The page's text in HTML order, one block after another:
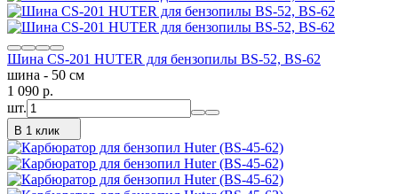
Шина CS-201 HUTER для бензопилы BS-52, BS-62
шина - 50 см
1 090 p.
шт.
В 1 клик